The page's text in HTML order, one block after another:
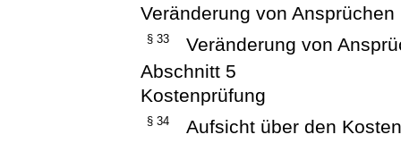
Veränderung von Ansprüchen
§ 33
Veränderung von
Abschnitt 5
Kostenprüfung
§ 34 Aufsicht über den